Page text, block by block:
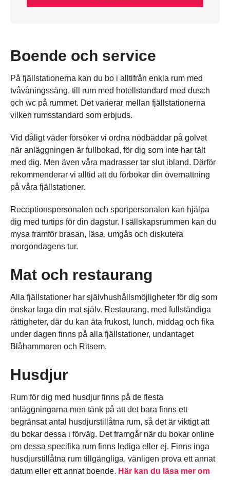
Boende och service
På fjällstationerna kan du bo i alltifrån enkla rum med
tvåvåningssäng, till rum med hotellstandard med dusch
och wc på rummet. Det varierar mellan fjällstationerna
vilken rumsstandard som erbjuds.
Vid dåligt väder försöker vi ordna nödbäddar på golvet
när anläggningen är fullbokad, för dig som inte har tält
med dig. Men även våra madrasser tar slut ibland. Därför
rekommenderar vi alltid att du förbokar din övernattning
på våra fjällstationer.
Receptionspersonalen och sportpersonalen kan hjälpa
dig med turtips för din dagstur. I sällskapsrummen kan du
mysa framför brasan, läsa, umgås och diskutera
morgondagens tur.
Mat och restaurang
Alla fjällstationer har självhushållsmöjligheter för dig som
önskar laga din mat själv. Restaurang, med fullständiga
rättigheter, där du kan äta frukost, lunch, middag och fika
under dagen finns på alla fjällstationer, undantaget
Blåhammaren och Ritsem.
Husdjur
Rum för dig med husdjur finns på de flesta
anläggningarna men tänk på att det bara finns ett
begränsat antal husdjurstillåtna rum, så det är viktigt att
du bokar dessa i förväg. Det framgår när du bokar online
om dessa specifika rum finns lediga eller ej. Finns inga
husdjurstillåtna rum tillgängliga, vänligen prova ett annat
datum eller ett annat boende. Här kan du läsa mer om